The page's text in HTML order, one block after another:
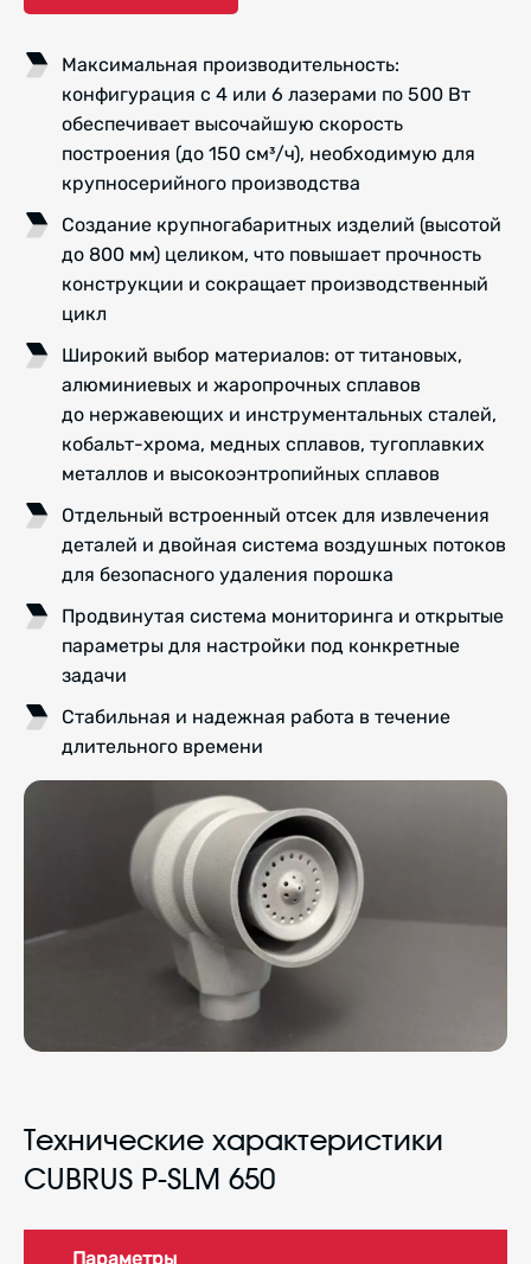
Максимальная производительность:
конфигурация с 4 или 6 лазерами по 500 Вт
обеспечивает высочайшую скорость
построения (до 150 см³/ч), необходимую для
крупносерийного производства
Создание крупногабаритных изделий (высотой
до 800 мм) целиком, что повышает прочность
конструкции и сокращает производственный
цикл
Широкий выбор материалов: от титановых,
алюминиевых и жаропрочных сплавов
до нержавеющих и инструментальных сталей,
кобальт-хрома, медных сплавов, тугоплавких
металлов и высокоэнтропийных сплавов
Отдельный встроенный отсек для извлечения
деталей и двойная система воздушных потоков
для безопасного удаления порошка
Продвинутая система мониторинга и открытые
параметры для настройки под конкретные
задачи
Стабильная и надежная работа в течение
длительного времени
Технические характеристики
CUBRUS P-SLM 650
Параметры